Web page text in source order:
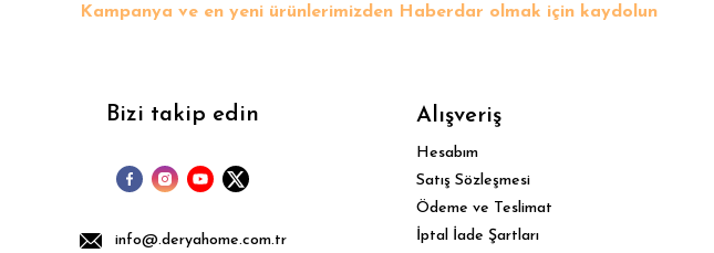
Kampanya ve en yeni ürünlerimizden Haberdar olmak için kaydolun
Bizi takip edin
info@.deryahome.com.tr
Alışveriş
Hesabım
Satış Sözleşmesi
Ödeme ve Teslimat
İptal İade Şartları